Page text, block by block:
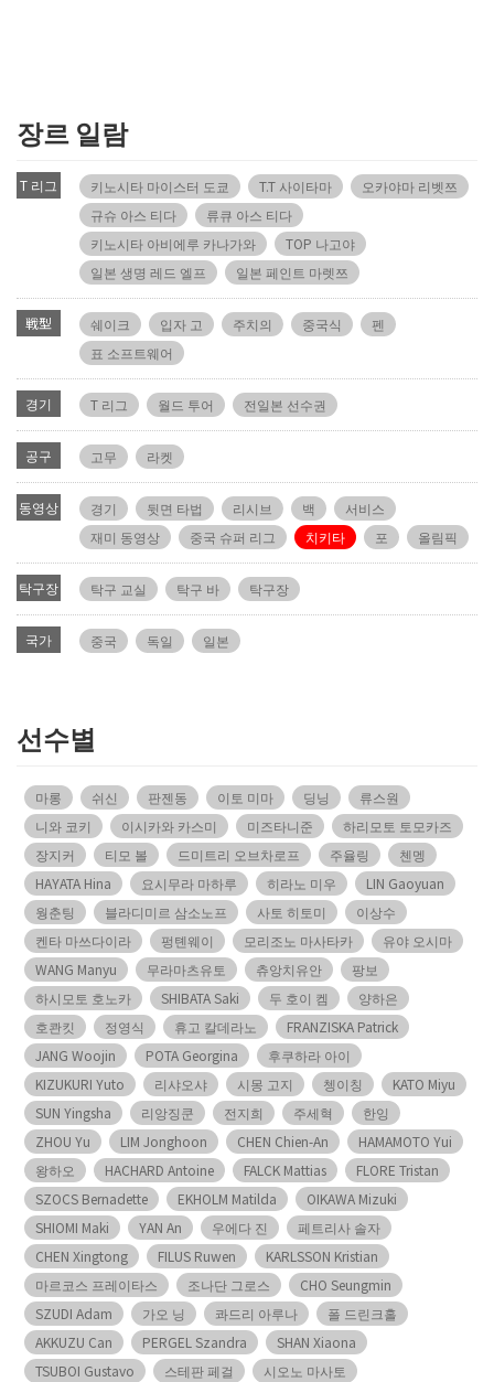
장르 일람
T 리그 키노시타 마이스터 도쿄 T.T 사이타마
오카야마 리벳쯔
규슈 아스 티다
류큐 아스 티다
키노시타 아비에루 카나가와
TOP 나고야
일본 생명 레드 엘프
일본 페인트 마렛쯔
戦型 쉐이크 입자 고 주치의 중국식
펜
표 소프트웨어
경기 T 리그 월드 투어 전일본 선수권
공구 고무 라켓
동영상 경기 뒷면 타법 리시브 백
서비스
재미 동영상
중국 슈퍼 리그 치키타 포 올림픽
탁구장 탁구 교실 탁구 바 탁구장
국가 중국 독일 일본
선수별
마롱 쉬신 판젠동 이토 미마 딩닝
류스원
니와 코키
이시카와 카스미 미즈타니준
하리모토 토모카즈
장지커
티모 볼 드미트리 오브차로프 주율링
첸멩
HAYATA Hina
요시무라 마하루 히라노 미우
LIN Gaoyuan
웡춘팅
블라디미르 삼소노프 사토 히토미
이상수
켄타 마쓰다이라
펑톈웨이 모리조노 마사타카
유야 오시마
WANG Manyu
무라마츠유토 츄앙치유안
팡보
하시모토 호노카
SHIBATA Saki 두 호이 켐
양하은
호콴킷
정영식 휴고 칼데라노
FRANZISKA Patrick
JANG Woojin
POTA Georgina
후쿠하라 아이
KIZUKURI Yuto
리샤오샤 시몽 고지 쳉이칭
KATO Miyu
SUN Yingsha
리앙징쿤 전지희 주세혁
한잉
ZHOU Yu
LIM Jonghoon CHEN Chien-An
HAMAMOTO Yui
왕하오
HACHARD Antoine FALCK Mattias
FLORE Tristan
SZOCS Bernadette
EKHOLM Matilda
OIKAWA Mizuki
SHIOMI Maki
YAN An 우에다 진
페트리사 솔자
CHEN Xingtong
FILUS Ruwen
KARLSSON Kristian
마르코스 프레이타스
조나단 그로스
CHO Seungmin
SZUDI Adam
가오 닝 콰드리 아루나
폴 드린크홀
AKKUZU Can
PERGEL Szandra
SHAN Xiaona
TSUBOI Gustavo
스테판 페걸
시오노 마사토